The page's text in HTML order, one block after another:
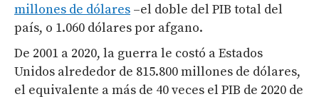
millones de dólares –el doble del PIB total del
país, o 1.060 dólares por afgano.
De 2001 a 2020, la guerra le costó a Estados
Unidos alrededor de 815.800 millones de dólares,
el equivalente a más de 40 veces el PIB de 2020 de